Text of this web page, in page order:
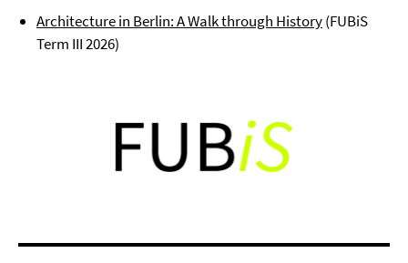
Architecture in Berlin: A Walk through History(FUBiS
Term III 2026)